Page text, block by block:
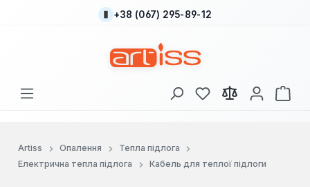
Перейти до основного вмісту
+38 (067) 295-89-12
У вас є 0 у списку
Artiss Опалення
Тепла підлога
Електрична тепла підлога
Кабель для теплої підлоги